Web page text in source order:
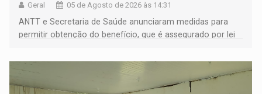
Geral 05 de Agosto de 2026 às 14:31
ANTT e Secretaria de Saúde anunciaram medidas para
permitir obtenção do benefício, que é assegurado por lei